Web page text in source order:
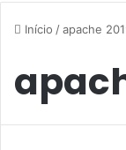
Início /apache